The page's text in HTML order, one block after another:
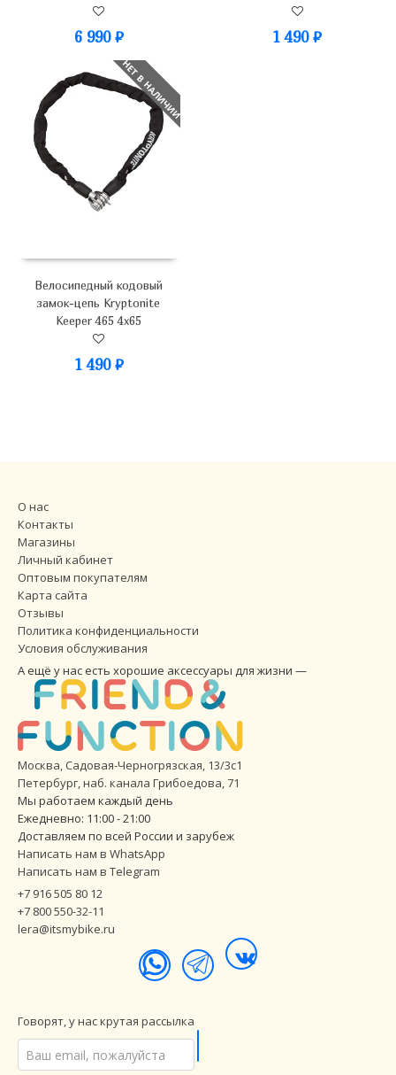
6 990 ₽ 1 490₽
НЕТ В НАЛИЧИИ
Велосипедный кодовый
замок-цепь Kryptonite
Keeper 465 4x65
1 490 ₽
О нас
Контакты
Магазины
Личный кабинет
Оптовым покупателям
Карта сайта
Отзывы
Политика конфиденциальности
Условия обслуживания
А ещё у нас есть хорошие аксессуары для жизни —
Москва, Садовая-Черногрязская, 13/3с1
Петербург,наб. канала Грибоедова, 71
Мы работаем каждый день
Ежедневно: 11:00 - 21:00
Доставляем по всей России и зарубеж
Написать нам в WhatsApp
Написать нам в Telegram
+7 916 505 80 12
+7 800 550-32-11
lera@itsmybike.ru
Говорят, у нас крутая рассылка